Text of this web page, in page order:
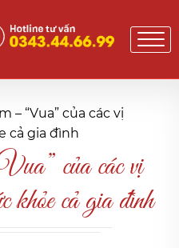
– “Vua” của các vị
cả gia đình
của các vị
khỏe cả gia đình